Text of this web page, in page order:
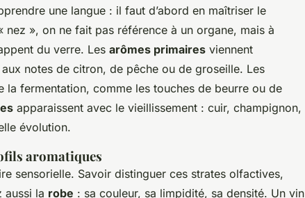
une langue : il faut d’abord en maîtriser le
», on ne fait pas référence à un organe, mais à
du verre. Les arômes primaires viennent
notes de citron, de pêche ou de groseille. Les
la fermentation, comme les touches de beurre ou de
apparaissent avec le vieillissement : cuir, champignon,
évolution.
aromatiques
sensorielle. Savoir distinguer ces strates olfactives,
aussi la robe : sa couleur, sa limpidité, sa densité. Un vin